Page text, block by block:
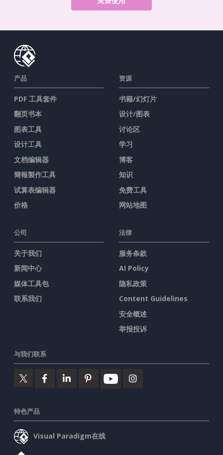
产品
PDF 工具套件
翻页书本
图表工具
设计工具
文档编辑器
簡報製作工具
试算表编辑器
价格
资源
书籍/幻灯片
设计/图表
讨论区
学习
博客
知识
免费工具
网站地图
公司
关于我们
新闻中心
媒体工具包
联系我们
法律
服务条款
AI Policy
隐私政策
Content Guidelines
安全概述
举报投诉
与我们联系
特色产品
Visual Paradigm在线